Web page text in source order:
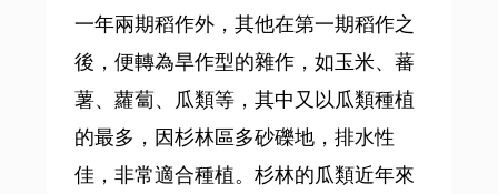
一年兩期稻作外，其他在第一期稻作之
後，便轉為旱作型的雜作，如玉米、蕃
薯、蘿蔔、瓜類等，其中又以瓜類種植
的最多，因杉林區多砂礫地，排水性
佳，非常適合種植。杉林的瓜類近年來